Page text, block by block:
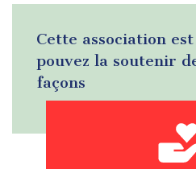
Cette association
pouvez la soutenir
façons